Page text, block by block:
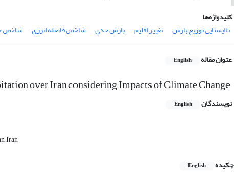
کلیدواژه‌ها
ناایستایی توزیع بارش
تغییر اقلیم بارش حدی شاخص فاصله انرژی شاخص
عنوان مقاله English
over Iran considering Impacts of Climate Change
نویسندگان English
Iran
چکیده
English